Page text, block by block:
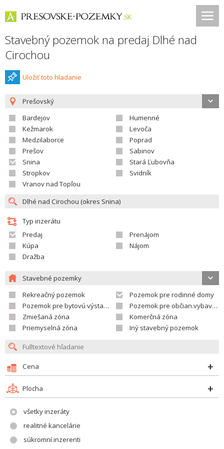
Stavebný pozemok na predaj Dlhé nad
Cirochou
Uložiť toto hladanie
Prešovský
Bardejov
Humenné
Kežmarok
Levoča
Medzilaborce
Poprad
Prešov
Sabinov
Snina
Stará Ľubovňa
Stropkov
Svidník
Vranov nad Topľou
Typ inzerátu
Predaj
Prenájom
Kúpa
Nájom
Dražba
Stavebné pozemky
Rekreačný pozemok
Pozemok pre rodinné domy
Pozemok pre bytovú výstavbu
Pozemok pre občian.vybavenosť
Zmiešaná zóna
Komerčná zóna
Priemyselná zóna
Iný stavebný pozemok
Cena
Plocha
všetky inzeráty
realitné kancelárie
súkromní inzerenti